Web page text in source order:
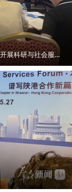
国际法学院张光耀博士在哈萨克斯坦阿拉木图开展科研与社会服务活动